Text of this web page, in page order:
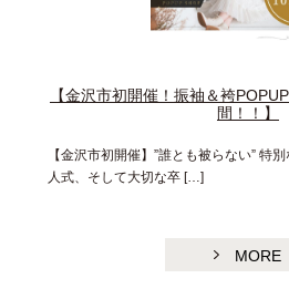
【金沢市初開催！振袖＆袴
間！！】
【金沢市初開催】”誰とも被らない” 特
人式、そして大切な卒 […]
MORE